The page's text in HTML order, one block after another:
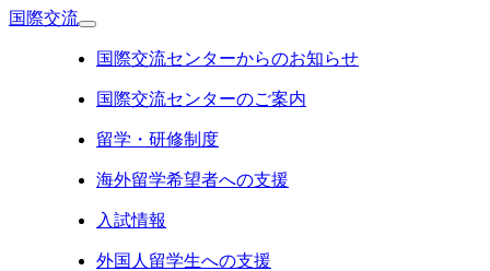
国際交流
国際交流センターからのお知らせ
国際交流センターのご案内
留学・研修制度
海外留学希望者への支援
入試情報
外国人留学生への支援